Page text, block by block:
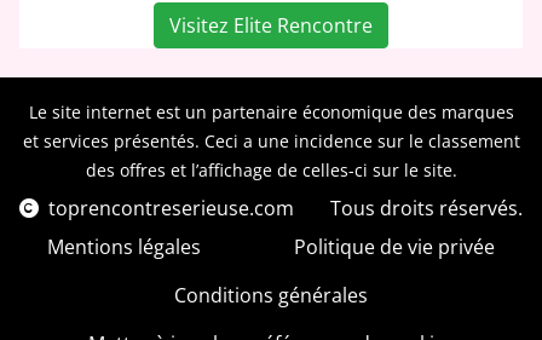
Visitez Elite Rencontre
Le site internet est un partenaire économique des marques
et services présentés. Ceci a une incidence sur le classement
des offres et l’affichage de celles-ci sur le site.
toprencontreserieuse.com
Tous droits réservés.
Mentions légales
Politique de vie privée
Conditions générales